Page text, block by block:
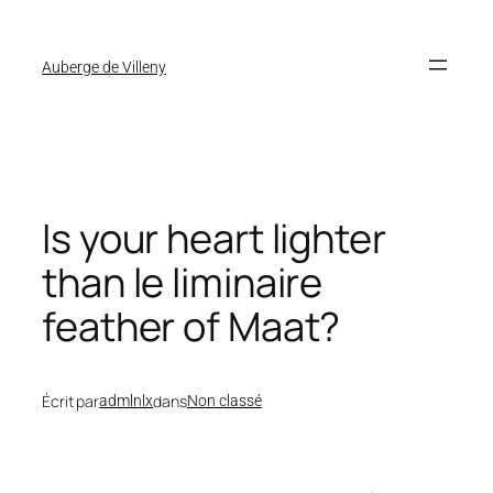
Auberge de Villeny
Is your heart lighter
than le liminaire
feather of Maat?
Écrit paradmlnlxdansNon classé